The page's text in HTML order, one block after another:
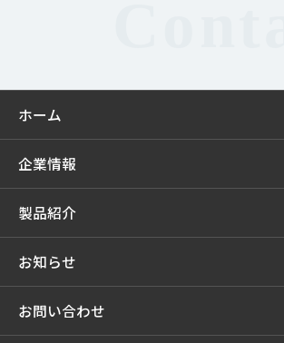
ホーム
企業情報
製品紹介
お知らせ
お問い合わせ